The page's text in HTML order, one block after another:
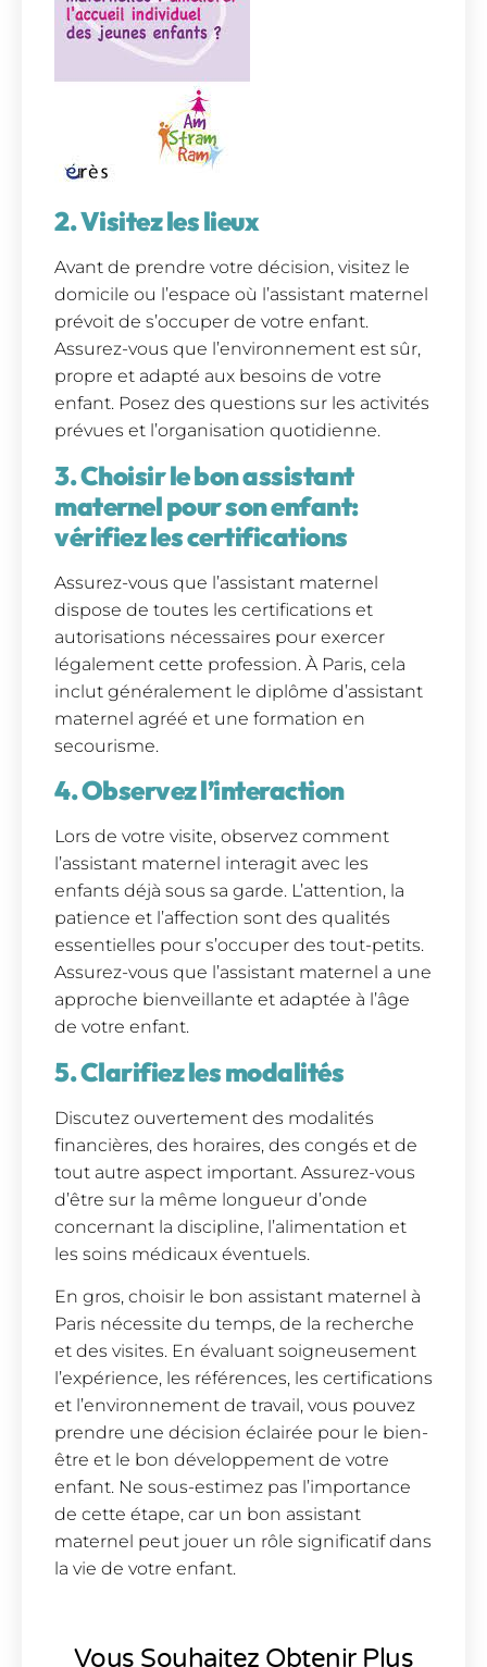
2. Visitez les lieux
Avant de prendre votre décision, visitez le
domicile ou l’espace où l’assistant maternel
prévoit de s’occuper de votre enfant.
Assurez-vous que l’environnement est sûr,
propre et adapté aux besoins de votre
enfant. Posez des questions sur les activités
prévues et l’organisation quotidienne.
3. Choisir le bon assistant
maternel pour son enfant:
vérifiez les certifications
Assurez-vous que l’assistant maternel
dispose de toutes les certifications et
autorisations nécessaires pour exercer
légalement cette profession. À Paris, cela
inclut généralement le diplôme d’assistant
maternel agréé et une formation en
secourisme.
4. Observez l’interaction
Lors de votre visite, observez comment
l’assistant maternel interagit avec les
enfants déjà sous sa garde. L’attention, la
patience et l’affection sont des qualités
essentielles pour s’occuper des tout-petits.
Assurez-vous que l’assistant maternel a une
approche bienveillante et adaptée à l’âge
de votre enfant.
5. Clarifiez les modalités
Discutez ouvertement des modalités
financières, des horaires, des congés et de
tout autre aspect important. Assurez-vous
d’être sur la même longueur d’onde
concernant la discipline, l’alimentation et
les soins médicaux éventuels.
En gros, choisir le bon assistant maternel à
Paris nécessite du temps, de la recherche
et des visites. En évaluant soigneusement
l’expérience, les références, les certifications
et l’environnement de travail, vous pouvez
prendre une décision éclairée pour le bien-
être et le bon développement de votre
enfant. Ne sous-estimez pas l’importance
de cette étape, car un bon assistant
maternel peut jouer un rôle significatif dans
la vie de votre enfant.
Vous Souhaitez Obtenir Plus